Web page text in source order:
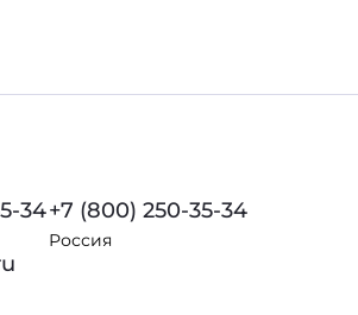
34+7 (800) 250-35-34
Россия